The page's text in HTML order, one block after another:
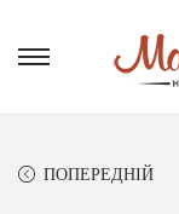
ПОПЕРЕДНІЙ